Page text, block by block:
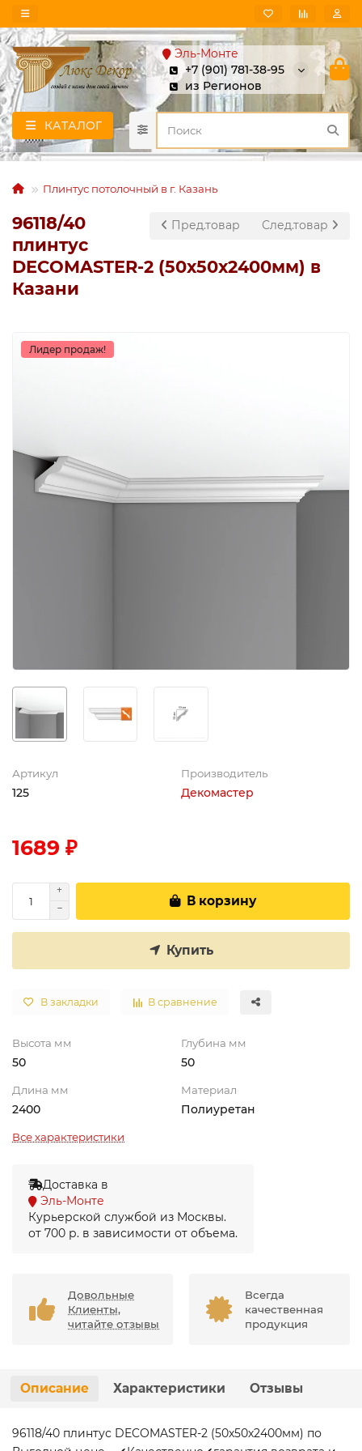
Эль-Монте
+7 (901) 781-38-95
из Регионов
КАТАЛОГ
Плинтус потолочный в г. Казань
Пред.товар След.товар
96118/40
плинтус
DECOMASTER-2 (50х50х2400мм) в
Казани
Лидер продаж!
Артикул
125
Производитель
Декомастер
1689 ₽
В корзину
Купить
В закладки В сравнение
Высота мм
50
Глубина мм
50
Длина мм
2400
Материал
Полиуретан
Все характеристики
Доставка в
Эль-Монте
Курьерской службой из Москвы.
от 700 р. в зависимости от объема.
Довольные
Клиенты,
читайте отзывы
Всегда
качественная
продукция
Описание Характеристики Отзывы
96118/40 плинтус DECOMASTER-2 (50х50х2400мм) по